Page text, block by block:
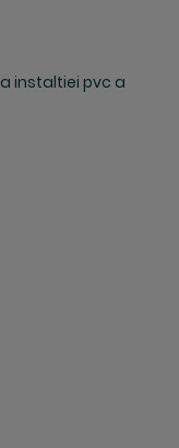
instaltiei pvc a